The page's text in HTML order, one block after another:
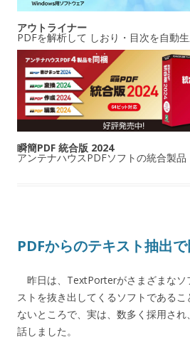
アウトライナー
PDFを解析して しおり・目次を自動
瞬簡PDF 統合版 2024
アンテナハウスPDFソフトの統合製品
PDFからのテキスト抽出
昨日は、TextPorterがさまざまなソ
ストを抜き出してくるソフトである
ないところで、実は、数多く採用さ
話しました。